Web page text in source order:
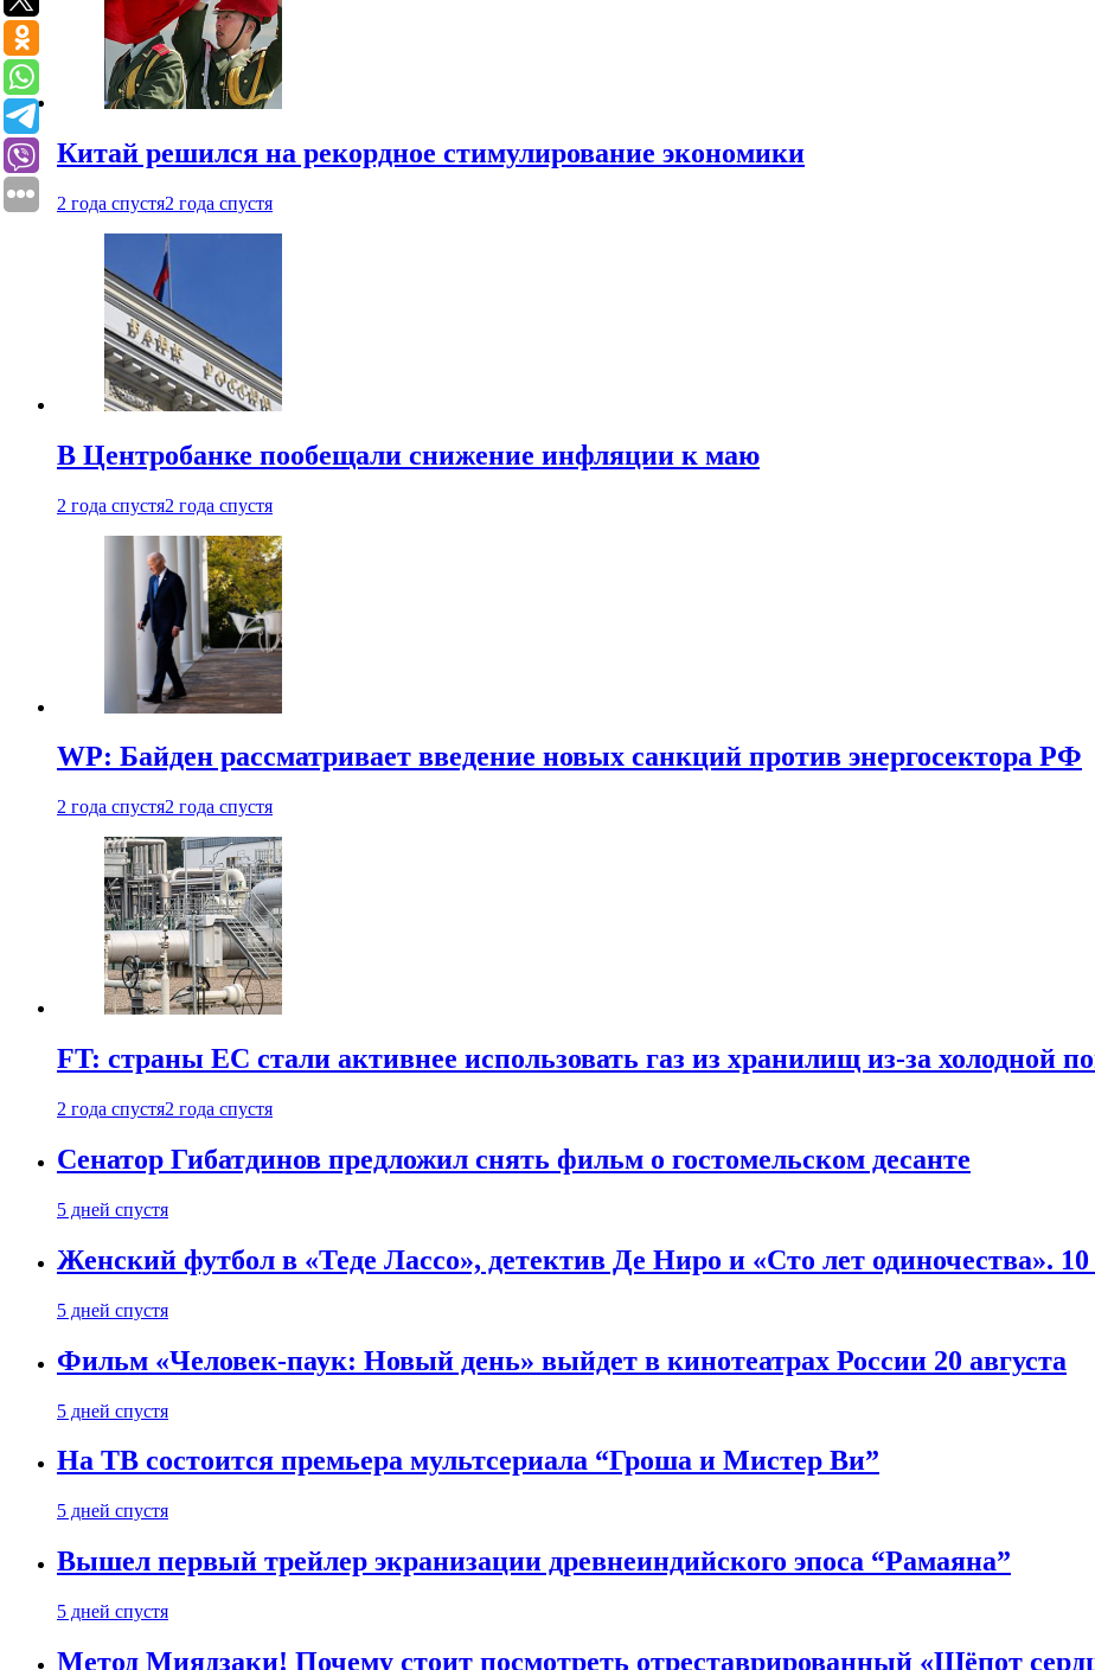
Китай решился на рекордное стимулирование экономики
2 года спустя2 года спустя
В Центробанке пообещали снижение инфляции к маю
2 года спустя2 года спустя
WP: Байден рассматривает введение новых санкций против энергосектора РФ
2 года спустя2 года спустя
FT: страны ЕС стали активнее использовать газ из хранилищ из-за холодной
2 года спустя2 года спустя
Сенатор Гибатдинов предложил снять фильм о гостомельском десанте
5 дней спустя
Женский футбол в «Теде Лассо», детектив Де Ниро и «Сто лет одиночества».
5 дней спустя
Фильм «Человек-паук: Новый день» выйдет в кинотеатрах России 20 августа
5 дней спустя
На ТВ состоится премьера мультсериала “Гроша и Мистер Ви”
5 дней спустя
Вышел первый трейлер экранизации древнеиндийского эпоса “Рамаяна”
5 дней спустя
Метод Миядзаки! Почему стоит посмотреть отреставрированный «Шёпот